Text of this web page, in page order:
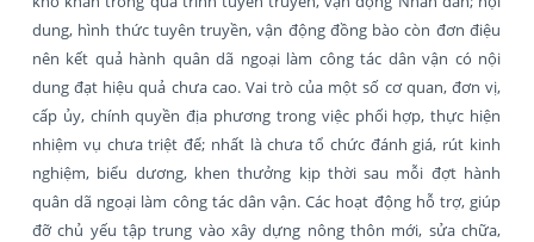
dung, hình thức tuyên truyền, vận động đồng bào còn đơn điệu
nên kết quả hành quân dã ngoại làm công tác dân vận có nội
dung đạt hiệu quả chưa cao. Vai trò của một số cơ quan, đơn vị,
cấp ủy, chính quyền địa phương trong việc phối hợp, thực hiện
nhiệm vụ chưa triệt để; nhất là chưa tổ chức đánh giá, rút kinh
nghiệm, biểu dương, khen thưởng kịp thời sau mỗi đợt hành
quân dã ngoại làm công tác dân vận. Các hoạt động hỗ trợ, giúp
đỡ chủ yếu tập trung vào xây dựng nông thôn mới, sửa chữa,